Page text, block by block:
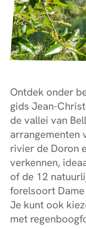
Ontdek onder
gids Jean-
de vallei van
arrangementen
rivier de Doron
verkennen,
of de 12
forelsoort
Je kunt ook
met